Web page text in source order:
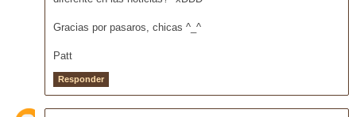
Gracias por pasaros, chicas ^_^
Patt
Responder